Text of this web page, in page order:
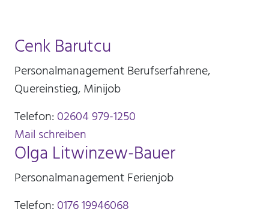
Cenk Barutcu
Personalmanagement Berufserfahrene,
Quereinstieg, Minijob
Telefon: 02604 979-1250
Mail schreiben
Olga Litwinzew-Bauer
Personalmanagement Ferienjob
Telefon: 0176 19946068